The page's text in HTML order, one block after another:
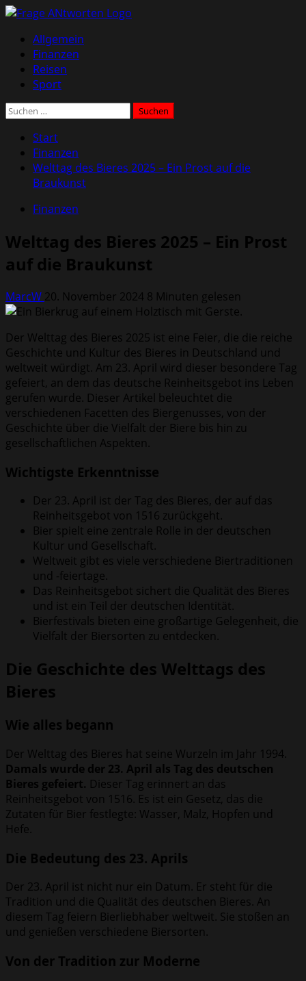
Zum
springen
Primäres
Menü
Allgemein
Finanzen
Reisen
Sport
Suchen
Start
Finanzen
Welttag des Bieres 2025 – Ein Prost auf die
Braukunst
Finanzen
Welttag des Bieres 2025 – Ein Prost
auf die Braukunst
MarcW 20. November 2024 8 Minuten gelesen
Der Welttag des Bieres 2025 ist eine Feier, die die reiche
Geschichte und Kultur des Bieres in Deutschland und
weltweit würdigt. Am 23. April wird dieser besondere Tag
gefeiert, an dem das deutsche Reinheitsgebot ins Leben
gerufen wurde. Dieser Artikel beleuchtet die
verschiedenen Facetten des Biergenusses, von der
Geschichte über die Vielfalt der Biere bis hin zu
gesellschaftlichen Aspekten.
Wichtigste Erkenntnisse
Der 23. April ist der Tag des Bieres, der auf das
Reinheitsgebot von 1516 zurückgeht.
Bier spielt eine zentrale Rolle in der deutschen
Kultur und Gesellschaft.
Weltweit gibt es viele verschiedene Biertraditionen
und -feiertage.
Das Reinheitsgebot sichert die Qualität des Bieres
und ist ein Teil der deutschen Identität.
Bierfestivals bieten eine großartige Gelegenheit, die
Vielfalt der Biersorten zu entdecken.
Die Geschichte des Welttags des
Bieres
Wie alles begann
Der Welttag des Bieres hat seine Wurzeln im Jahr 1994.
Damals wurde der 23. April als Tag des deutschen
Bieres gefeiert. Dieser Tag erinnert an das
Reinheitsgebot von 1516. Es ist ein Gesetz, das die
Zutaten für Bier festlegte: Wasser, Malz, Hopfen und
Hefe.
Die Bedeutung des 23. Aprils
Der 23. April ist nicht nur ein Datum. Er steht für die
Tradition und die Qualität des deutschen Bieres. An
diesem Tag feiern Bierliebhaber weltweit. Sie stoßen an
und genießen verschiedene Biersorten.
Von der Tradition zur Moderne